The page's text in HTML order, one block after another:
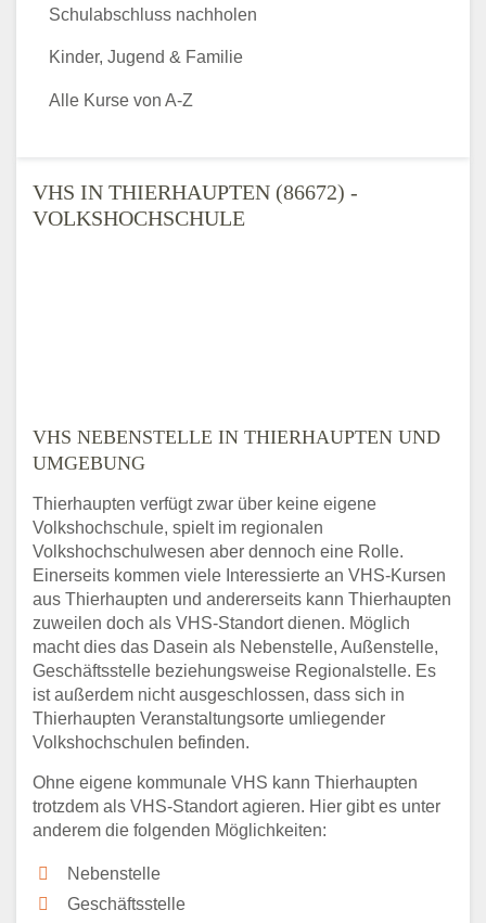
VHS IN THIERHAUPTEN (86672) -
VOLKSHOCHSCHULE
VHS NEBENSTELLE IN THIERHAUPTEN UND
UMGEBUNG
Thierhaupten verfügt zwar über keine eigene
Volkshochschule, spielt im regionalen
Volkshochschulwesen aber dennoch eine Rolle.
Einerseits kommen viele Interessierte an VHS-Kursen
aus Thierhaupten und andererseits kann Thierhaupten
zuweilen doch als VHS-Standort dienen. Möglich
macht dies das Dasein als Nebenstelle, Außenstelle,
Geschäftsstelle beziehungsweise Regionalstelle. Es
ist außerdem nicht ausgeschlossen, dass sich in
Thierhaupten Veranstaltungsorte umliegender
Volkshochschulen befinden.
Ohne eigene kommunale VHS kann Thierhaupten
trotzdem als VHS-Standort agieren. Hier gibt es unter
anderem die folgenden Möglichkeiten:
Nebenstelle
Geschäftsstelle
Schulabschluss nachholen
Kinder, Jugend & Familie
Alle Kurse von A-Z